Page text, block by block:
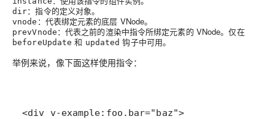
dir：指令的定义对象。
vnode ：代表绑定元素的底层 VNode。
prevVnode ：代表之前的渲染中指令所绑定元素的 VNode。仅在
beforeUpdate 和 updated 钩子中可用。
举例来说，像下面这样使用指令：
<div v-example:foo.bar="baz">